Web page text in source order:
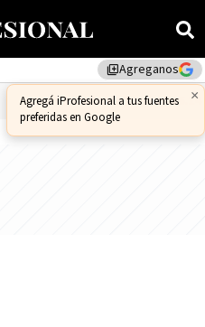
library_addAgreganos
×
Agregá iProfesional a tus fuentes
preferidas en Google
DÓLAR CCL-1.25%$1,556.14